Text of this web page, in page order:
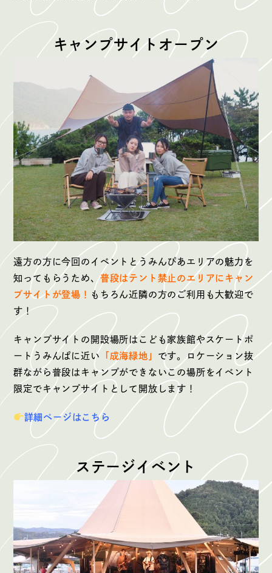
キャンプサイトオープン
遠方の方に今回のイベントとうみんぴあエリアの魅力を
知ってもらうため、普段はテント禁止のエリアにキャン
プサイトが登場！
もちろん近隣の方のご利用も大歓迎で
す！
キャンプサイトの開設場所はこども家族館やスケートポ
ートうみんぱに近い
「成海緑地」 です。ロケーション抜
群ながら普段はキャンプができないこの場所をイベント
限定でキャンプサイトとして開放します！
詳細ページはこちら
ステージイベント